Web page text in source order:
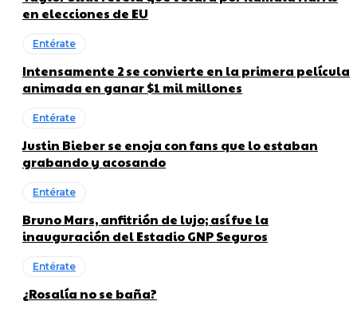
en elecciones de EU
Entérate
Intensamente 2 se convierte en la primera película
animada en ganar $1 mil millones
Entérate
Justin Bieber se enoja con fans que lo estaban
grabando y acosando
Entérate
Bruno Mars, anfitrión de lujo; así fue la
inauguración del Estadio GNP Seguros
Entérate
¿Rosalía no se baña?